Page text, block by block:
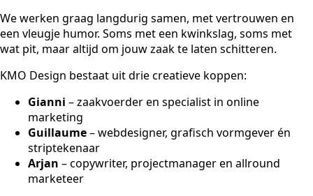
We werken graag langdurig samen, met vertrouwen en
een vleugje humor. Soms met een kwinkslag, soms met
wat pit, maar altijd om jouw zaak te laten schitteren.
KMO Design bestaat uit drie creatieve koppen:
Gianni – zaakvoerder en specialist in online
marketing
Guillaume– webdesigner, grafisch vormgever én
striptekenaar
Arjan – copywriter, projectmanager en allround
marketeer